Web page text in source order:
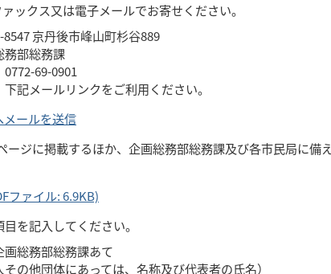
ックス又は電子メールでお寄せください。
京丹後市峰山町杉谷889
務部総務課
69-0901
記メールリンクをご利用ください。
ールを送信
ージに掲載するほか、企画総務部総務課及び各市民局に備
ファイル: 6.9KB)
を記入してください。
総務部総務課あて
の他団体にあっては、名称及び代表者の氏名）